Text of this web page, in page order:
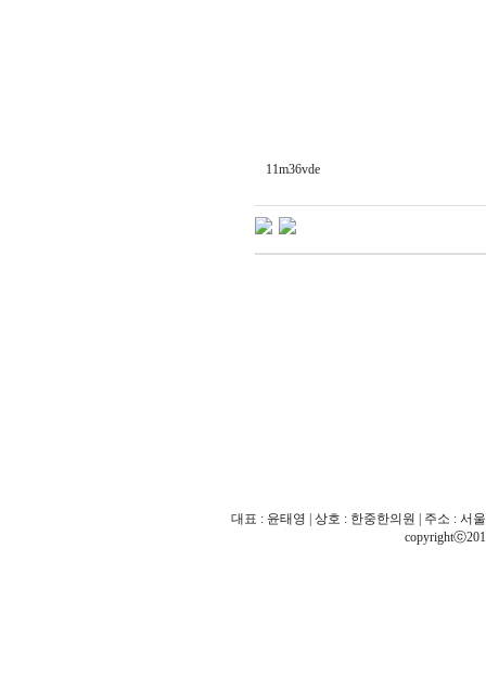
11m36vde
대표 : 윤태영 | 상호 : 한중한의원 | 주소 : 서